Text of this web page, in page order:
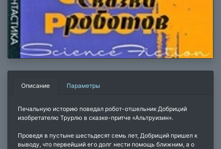
Описание Параметры
Печальную историю поведал робот-отшельник Добриций
изобретателю Трурлю в сказке-притче «Альтруизин».
Проведя в пустыне шестьдесят семь лет, Добриций пришел к
выводу, что первейший его долг нести помощь ближним, а о